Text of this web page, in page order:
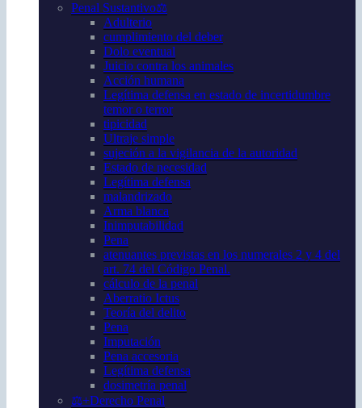
Penal Sustantivo⚖️
Adulterio
cumplimiento del deber
Dolo eventual
Juicio contra los animales
Acción humana
Legítima defensa en estado de incertidumbre
temor o terror
tipicidad
Ultraje simple
sujeción a la vigilancia de la autoridad
Estado de necesidad
Legítima defensa
malandrizado
Arma blanca
Inimputabilidad
Pena
atenuantes previstas en los numerales 2 y 4 del
art. 74 del Código Penal.
cálculo de la penal
Aberratio Ictus
Teoría del delito
Pena
Imputación
Pena accesoria
Legítima defensa
dosimetría penal
⚖️+Derecho Penal